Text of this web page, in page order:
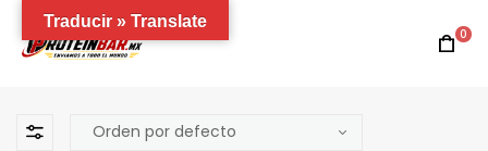
0
Traducir » Translate